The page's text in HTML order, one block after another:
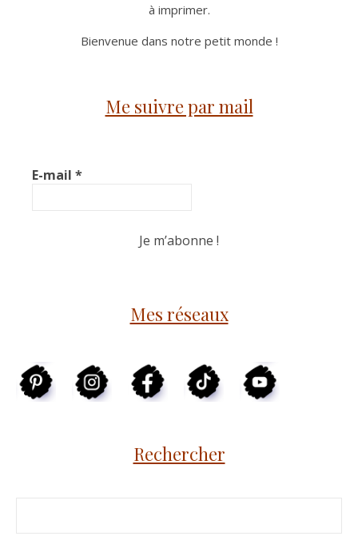
à imprimer.
Bienvenue dans notre petit monde !
Me suivre par mail
E-mail *
Mes réseaux
Rechercher